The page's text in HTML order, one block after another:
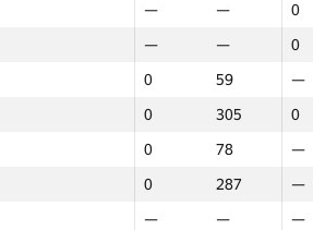
— —
0
— —
0
0 59
—
0 305
0
0 78
—
0 287
—
— —
—
— —
0
— —
0
0 59
—
0 305
0
0 78
—
0 287
—
— —
—